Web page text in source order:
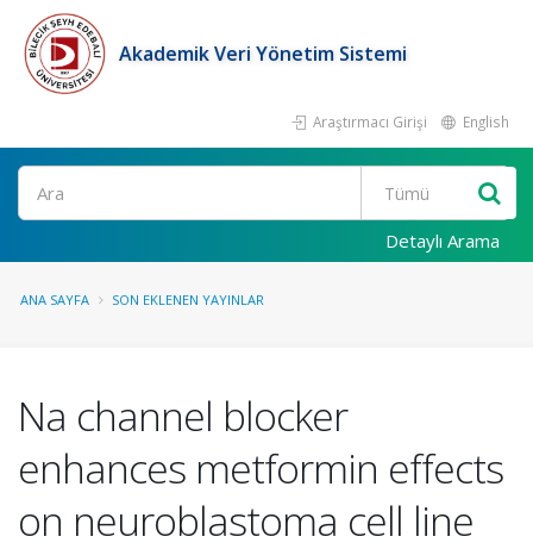
Akademik Veri Yönetim Sistemi
Araştırmacı Girişi English
Ara
Detaylı Arama
ANA SAYFA SON EKLENEN YAYINLAR
Na channel blocker
enhances metformin effects
on neuroblastoma cell line